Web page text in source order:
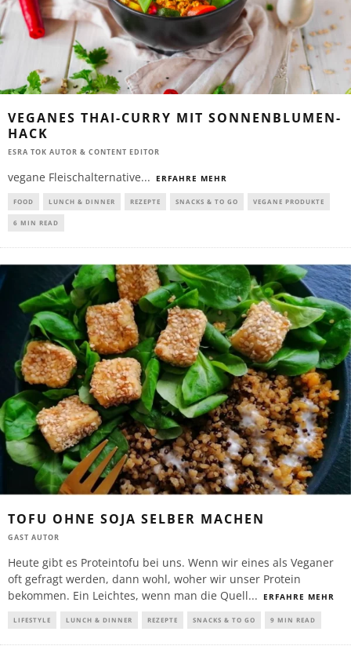
VEGANES THAI-CURRY MIT SONNENBLUMEN-
HACK
ESRA TOK AUTOR & CONTENT EDITOR
vegane Fleischalternative... ERFAHRE MEHR
FOOD LUNCH & DINNER REZEPTE SNACKS & TO GO VEGANE PRODUKTE
6 MIN READ
TOFU OHNE SOJA SELBER MACHEN
GAST AUTOR
Heute gibt es Proteintofu bei uns. Wenn wir eines als Veganer
oft gefragt werden, dann wohl, woher wir unser Protein
bekommen. Ein Leichtes, wenn man die Quell... ERFAHRE MEHR
LIFESTYLE LUNCH & DINNER REZEPTE SNACKS & TO GO 9 MIN READ